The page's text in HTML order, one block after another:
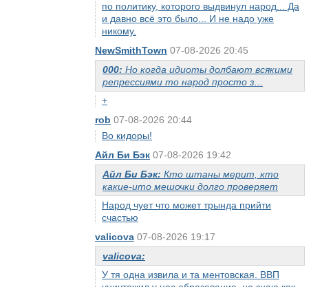
по политику, которого выдвинул народ... Да
и давно всё это было... И не надо уже
никому.
NewSmithTown 07-08-2026 20:45
000: Но когда идиоты долбают всякими
репрессиями то народ просто з...
+
rob 07-08-2026 20:44
Во кидоры!
Айл Би Бэк 07-08-2026 19:42
Айл Би Бэк: Кто штаны мерит, кто
какие-ито мешочки долго проверяет
Народ чует что может трында прийти
счастью
valicova 07-08-2026 19:17
valicova:
У тя одна извила и та ментовская. ВВП